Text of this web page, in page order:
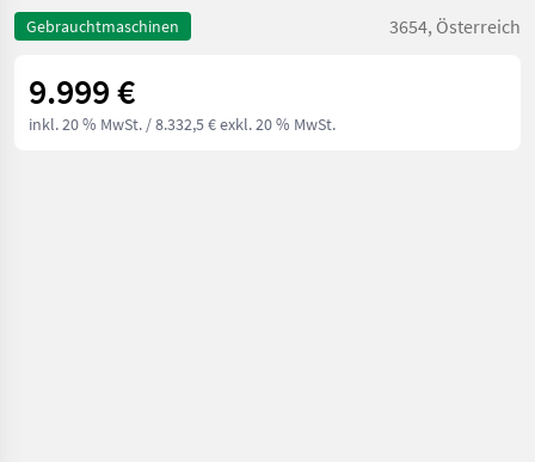
Gebrauchtmaschinen 3654, Österreich
9.999 €
inkl. 20 % MwSt. / 8.332,5 € exkl. 20 % MwSt.